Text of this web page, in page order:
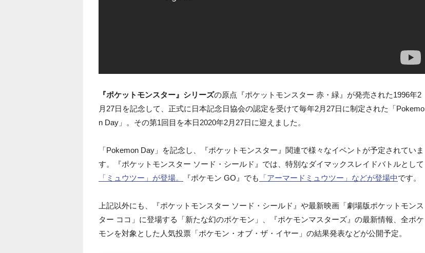
『ポケットモンスター』シリーズの原点『ポケットモンスター 赤・緑』が発売された1996年2
月27日を記念して、正式に日本記念日協会の認定を受けて毎年2月27日に制定された「Pokemo
n Day」。その第1回目を本日2020年2月27日に迎えました。
「Pokemon Day」を記念し、『ポケットモンスター』関連で様々なイベントが予定されていま
す。『ポケットモンスター ソード・シールド』では、特別なダイマックスレイドバトルとして
「ミュウツー」が登場。
『ポケモン GO』でも 「アーマードミュウツー」などが登場中です。
上記以外にも、『ポケットモンスター ソード・シールド』や最新映画「劇場版ポケットモンス
ター ココ」に登場する「新たな幻のポケモン」、『ポケモンマスターズ』の最新情報、全ポケ
モンを対象とした人気投票「ポケモン・オブ・ザ・イヤー」の結果発表などが公開予定。